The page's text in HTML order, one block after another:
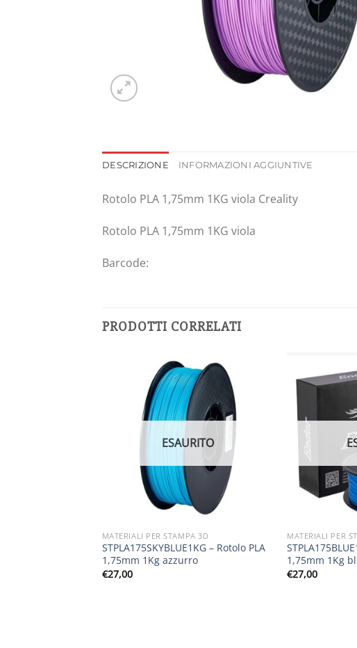
DESCRIZIONE INFORMAZIONI AGGIUNTIVE
Rotolo PLA 1,75mm 1KG viola Creality
Rotolo PLA 1,75mm 1KG viola
Barcode:
PRODOTTI CORRELATI
ESAURITO
MATERIALI PER STAMPA 3D
STPLA175SKYBLUE1KG – Rotolo PLA
1,75mm 1Kg azzurro
€27,00
MATERIALI PER
1,75mm 1Kg
€27,00